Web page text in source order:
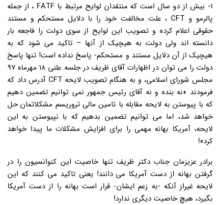
۱- بیش از دو سال است که منتقدان لوایح مرتبط با FATF ، از جمله
پالرمو و CFT ، علت مخالفت خود را با دلایل مستحکم و مستند
حقوقی اعلام کرده و تصویب این لوایح از سوی دولت را فاجعه بار
دانسته اند ولی دولت به هیچیک از آنها – تاکید می شود که به
هیچیک از آن دلایل مستند و مستحکم- پاسخ نداده است! تنها پاسخ
دولت را می توان در اظهارات آقای ظریف در جلسه علنی ۱۸ مهرماه ۹۷
مجلس شورای اسلامی، و به هنگام تصویب لایحه CFT آدرس داد که
فرمودند «نه بنده و نه آقای رئیس جمهور نمی توانیم تضمین دهیم
که با پیوستن به لایحه مقابله با تامین مالی تروریسم مشکلاتمان حل
خواهد شد، اما می توانیم تضمین بدهیم که با نپیوستن به این
لایحه، آمریکا بهانه مهمی را برای افزایش مشکلات ما پیدا خواهد
کرد»!
برادر عزیزمان جناب دکتر ظریف تنها خاصیت این کنوانسیون را در
گرفتن بهانه از دست آمریکا می دانند! یعنی تاکید می کنند که این
لایحه غیراز آنکه -به زعم ایشان- قرار است بهانه را از دست آمریکا
بگیرد، هیچ خاصیت دیگری ندارد!